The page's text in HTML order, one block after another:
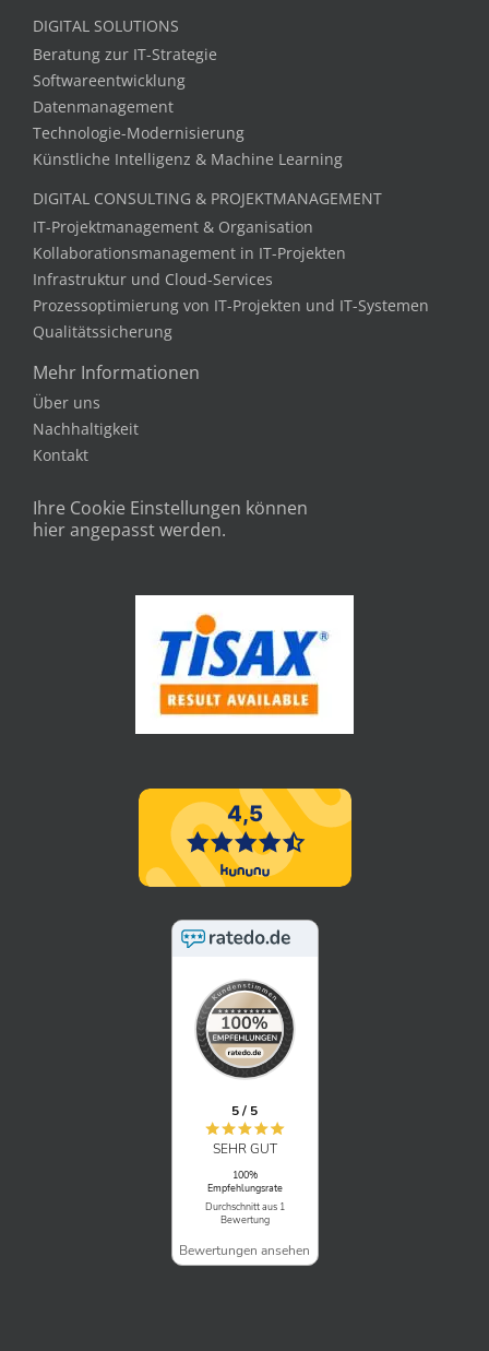
DIGITAL SOLUTIONS
Beratung zur IT-Strategie
Softwareentwicklung
Datenmanagement
Technologie-Modernisierung
Künstliche Intelligenz & Machine Learning
DIGITAL CONSULTING & PROJEKTMANAGEMENT
IT-Projektmanagement & Organisation
Kollaborationsmanagement in IT-Projekten
Infrastruktur und Cloud-Services
Prozessoptimierung von IT-Projekten und IT-Systemen
Qualitätssicherung
Mehr Informationen
Über uns
Nachhaltigkeit
Kontakt
Ihre Cookie Einstellungen können
hier angepasst werden.
5 / 5
SEHR GUT
100%
Empfehlungsrate
Durchschnitt aus 1
Bewertung
Bewertungen ansehen